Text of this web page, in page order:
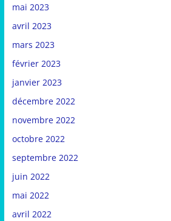
mai 2023
avril 2023
mars 2023
février 2023
janvier 2023
décembre 2022
novembre 2022
octobre 2022
septembre 2022
juin 2022
mai 2022
avril 2022